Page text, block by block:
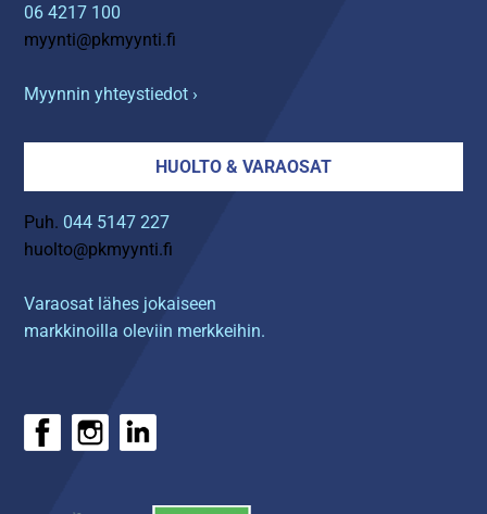
06 4217 100
myynti@pkmyynti.fi
Myynnin yhteystiedot ›
HUOLTO & VARAOSAT
Puh. 044 5147 227
huolto@pkmyynti.fi
Varaosat lähes jokaiseen
markkinoilla oleviin merkkeihin.